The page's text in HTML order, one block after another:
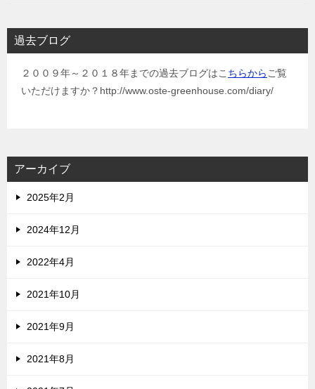
過去ブログ
２００９年～２０１８年までの過去ブログはこ ちらから ご覧
いただけますか？http://www.oste-greenhouse.com/diary/
アーカイブ
2025年2月
2024年12月
2022年4月
2021年10月
2021年9月
2021年8月